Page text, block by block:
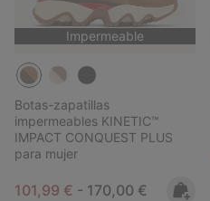
Impermeable
Botas-zapatillas
impermeables KINETIC™
IMPACT CONQUEST PLUS
para mujer
Minimum sale price:
101,99 € - Maximum price:
170,00 €